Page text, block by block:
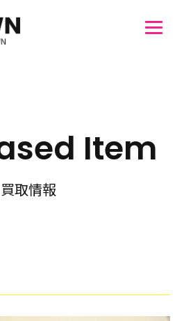
Item
買取情報